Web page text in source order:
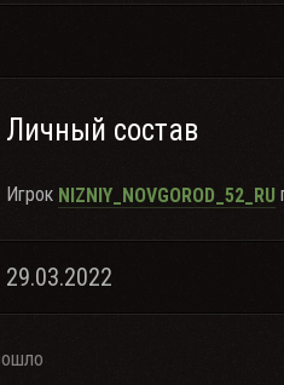
Личный состав
Игрок NIZNIY_NOVGOROD_52_RU